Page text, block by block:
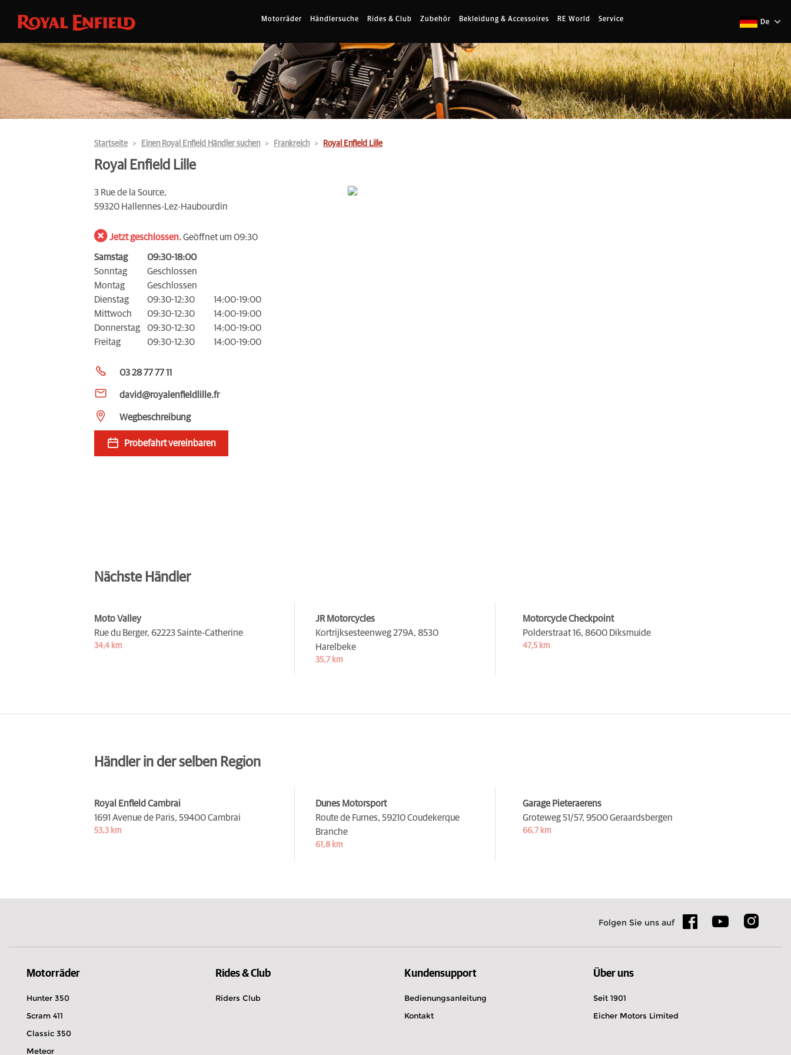
Motorräder Händlersuche Rides & Club Zubehör Bekleidung & Accessoires RE World Service De
Startseite Einen Royal Enfield Händler suchen Frankreich Royal Enfield Lille
Royal Enfield Lille
3 Rue de la Source,
59320 Hallennes-Lez-Haubourdin
Jetzt geschlossen.Geöffnet um 09:30
Samstag
09:30-18:00
Sonntag
Geschlossen
Montag
Geschlossen
Dienstag
09:30-12:30
14:00-19:00
Mittwoch
09:30-12:30
14:00-19:00
Donnerstag
09:30-12:30
14:00-19:00
Freitag
09:30-12:30 14:00-19:00
03 28 77 77 11
david@royalenfieldlille.fr
Wegbeschreibung
Probefahrt vereinbaren
Nächste Händler
Moto Valley
Rue du Berger, 62223 Sainte-Catherine
34,4 km
JR Motorcycles
Kortrijksesteenweg 279A, 8530
Harelbeke
35,7 km
Motorcycle Checkpoint
Polderstraat 16, 8600 Diksmuide
47,5 km
Händler in der selben Region
Royal Enfield Cambrai
1691 Avenue de Paris, 59400 Cambrai
53,3 km
Dunes Motorsport
Route de Furnes, 59210 Coudekerque
Branche
61,8 km
Garage Pieteraerens
Groteweg 51/57, 9500 Geraardsbergen
66,7 km
Folgen Sie uns auf
Motorräder
Hunter 350
Scram 411
Classic 350
Meteor
Rides & Club
Riders Club
Kundensupport
Bedienungsanleitung
Kontakt
Über uns
Seit 1901
Eicher Motors Limited